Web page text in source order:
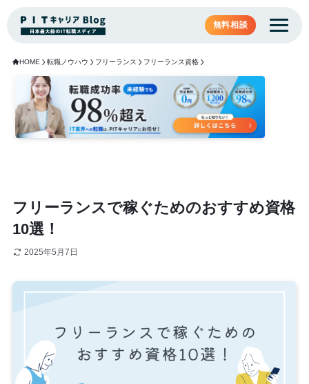
無料相談
HOME 転職ノウハウ フリーランス フリーランス資格
フリーランスで稼ぐためのおすすめ資格
10選！
2025年5月7日